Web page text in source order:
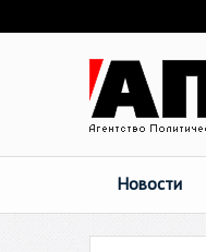
Новости